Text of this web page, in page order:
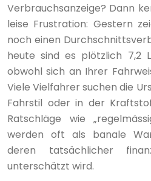
Verbrauchsanzeige? Dann
leise Frustration: Gestern
noch einen
heute sind es plötzlich 7,2
obwohl sich an Ihrer
Viele Vielfahrer suchen die
Fahrstil oder in der
Ratschläge wie
werden oft als banale
deren tatsächlicher
unterschätzt wird.